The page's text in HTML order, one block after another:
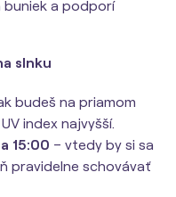
a podporí
slnku
budeš na priamom
index najvyšší.
15:00 – vtedy by si sa
pravidelne schovávať